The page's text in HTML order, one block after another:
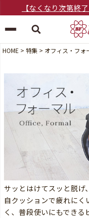
【なくなり次第終
HOME 特集 オフィス・フォ
サッとはけてスッと脱げ
自クッションで疲れに
く、普段使いにもでき